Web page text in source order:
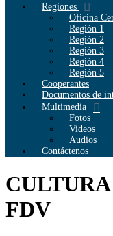
Regiones
Oficina
Región 1
Región 2
Región 3
Región 4
Región 5
Cooperantes
Documentos de
Multimedia
Fotos
Videos
Audios
Contáctenos
FDV